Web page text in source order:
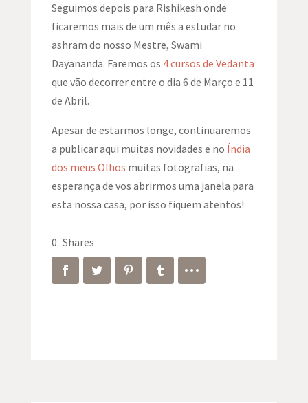
Seguimos depois para Rishikesh onde
ficaremos mais de um mês a estudar no
ashram do nosso Mestre, Swami
Dayananda. Faremos os 4 cursos de Vedanta
que vão decorrer entre o dia 6 de Março e 11
de Abril.
Apesar de estarmos longe, continuaremos
a publicar aqui muitas novidades e no Índia
dos meus Olhos muitas fotografias, na
esperança de vos abrirmos uma janela para
esta nossa casa, por isso fiquem atentos!
0 Shares